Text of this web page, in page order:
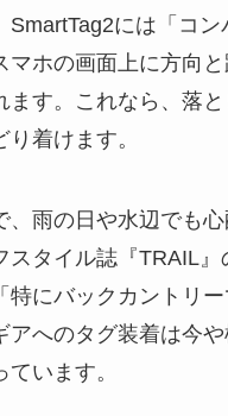
には「コン
マホの画面上に方向
ます。これなら、落と
着けます。
、雨の日や水辺でも
スタイル誌『TRAIL』
特にバックカントリ
アへのタグ装着は今や
います。